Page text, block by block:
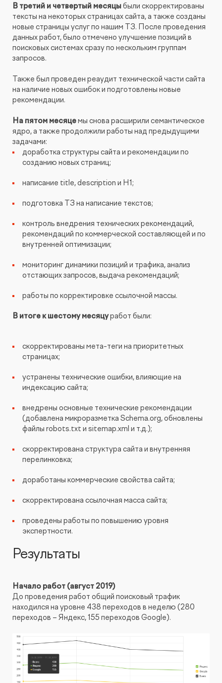
В третий и четвертый месяцыбыли скорректированы
тексты на некоторых страницах сайта, а также созданы
новые страницы услуг по нашим ТЗ. После проведения
данных работ, было отмечено улучшение позиций в
поисковых системах сразу по нескольким группам
запросов.
Также был проведен реаудит технической части сайта
на наличие новых ошибок и подготовлены новые
рекомендации.
На пятом месяцемы снова расширили семантическое
ядро, а также продолжили работы над предыдущими
задачами:
доработка структуры сайта и рекомендации по
созданию новых страниц;
написание title, description и Н1;
подготовка ТЗ на написание текстов;
контроль внедрения технических рекомендаций,
рекомендаций по коммерческой составляющей и по
внутренней оптимизации;
мониторинг динамики позиций и трафика, анализ
отстающих запросов, выдача рекомендаций;
работы по корректировке ссылочной массы.
В итоге к шестому месяцуработ были:
скорректированы мета-теги на приоритетных
страницах;
устранены технические ошибки, влияющие на
индексацию сайта;
внедрены основные технические рекомендации
(добавлена микроразметка Schema.org, обновлены
файлы robots.txt и sitemap.xml и т.д.);
скорректирована структура сайта и внутренняя
перелинковка;
доработаны коммерческие свойства сайта;
скорректирована ссылочная масса сайта;
проведены работы по повышению уровня
экспертности.
Результаты
Начало работ (август 2019)
До проведения работ общий поисковый трафик
находился на уровне 438 переходов в неделю (280
переходов – Яндекс, 155 переходов Google).